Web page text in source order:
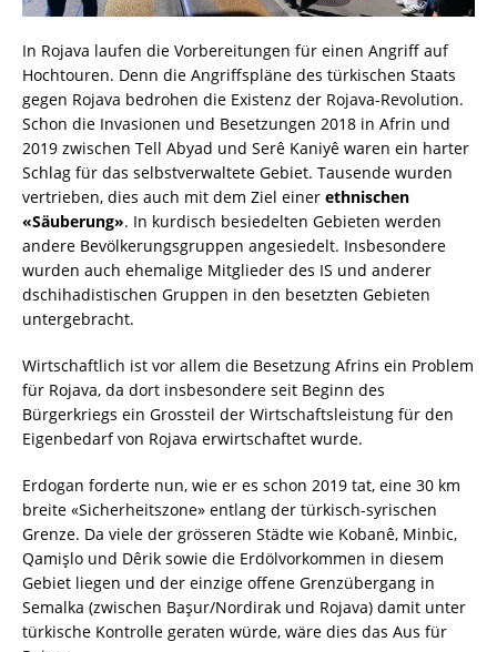
In Rojava laufen die Vorbereitungen für einen Angriff auf
Hochtouren. Denn die Angriffspläne des türkischen Staats
gegen Rojava bedrohen die Existenz der Rojava-Revolution.
Schon die Invasionen und Besetzungen 2018 in Afrin und
2019 zwischen Tell Abyad und Serê Kaniyê waren ein harter
Schlag für das selbstverwaltete Gebiet. Tausende wurden
vertrieben, dies auch mit dem Ziel einer ethnischen
«Säuberung». In kurdisch besiedelten Gebieten werden
andere Bevölkerungsgruppen angesiedelt. Insbesondere
wurden auch ehemalige Mitglieder des IS und anderer
dschihadistischen Gruppen in den besetzten Gebieten
untergebracht.
Wirtschaftlich ist vor allem die Besetzung Afrins ein Problem
für Rojava, da dort insbesondere seit Beginn des
Bürgerkriegs ein Grossteil der Wirtschaftsleistung für den
Eigenbedarf von Rojava erwirtschaftet wurde.
Erdogan forderte nun, wie er es schon 2019 tat, eine 30 km
breite «Sicherheitszone» entlang der türkisch-syrischen
Grenze. Da viele der grösseren Städte wie Kobanê, Minbic,
Qamişlo und Dêrik sowie die Erdölvorkommen in diesem
Gebiet liegen und der einzige offene Grenzübergang in
Semalka (zwischen Başur/Nordirak und Rojava) damit unter
türkische Kontrolle geraten würde, wäre dies das Aus für